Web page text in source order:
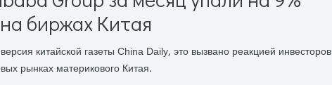
биржах Китая
китайской газеты China Daily, это вызвано реакцией инвесторов
рынках материкового Китая.